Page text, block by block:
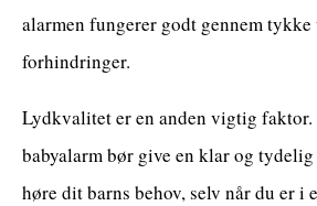
alarmen fungerer godt gennem
forhindringer.
Lydkvalitet er en anden vigtig faktor.
babyalarm bør give en klar og
høre dit barns behov, selv når du er i